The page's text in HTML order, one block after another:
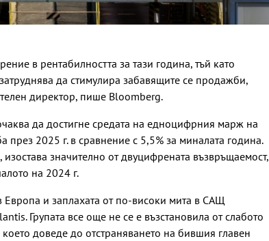
в рентабилността за тази година, тъй като
да стимулира забавящите се продажби,
директор, пише Bloomberg.
да достигне средата на едноцифрния марж на
през 2025 г. в сравнение с 5,5% за миналата година.
значително от двуцифрената възвръщаемост,
на 2024 г.
Европа и заплахата от по-високи мита в САЩ
Групата все още не се е възстановила от слабото
доведе до отстраняването на бившия главен